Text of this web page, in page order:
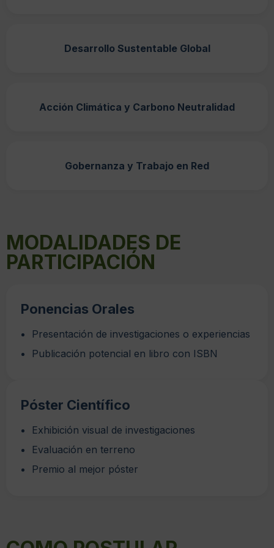
Desarrollo Sustentable Global
Acción Climática y Carbono Neutralidad
Gobernanza y Trabajo en Red
MODALIDADES DE
PARTICIPACIÓN
Ponencias Orales
Presentación de investigaciones o experiencias
Publicación potencial en libro con ISBN
Póster Científico
Exhibición visual de investigaciones
Evaluación en terreno
Premio al mejor póster